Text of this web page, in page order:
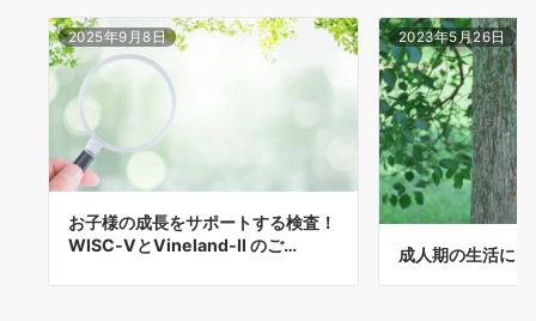
2025年9月8日
お子様の成長をサポートする検査！
WISC-ⅤとVineland-Ⅱ のご…
2023年5月26日
成人期の生活に